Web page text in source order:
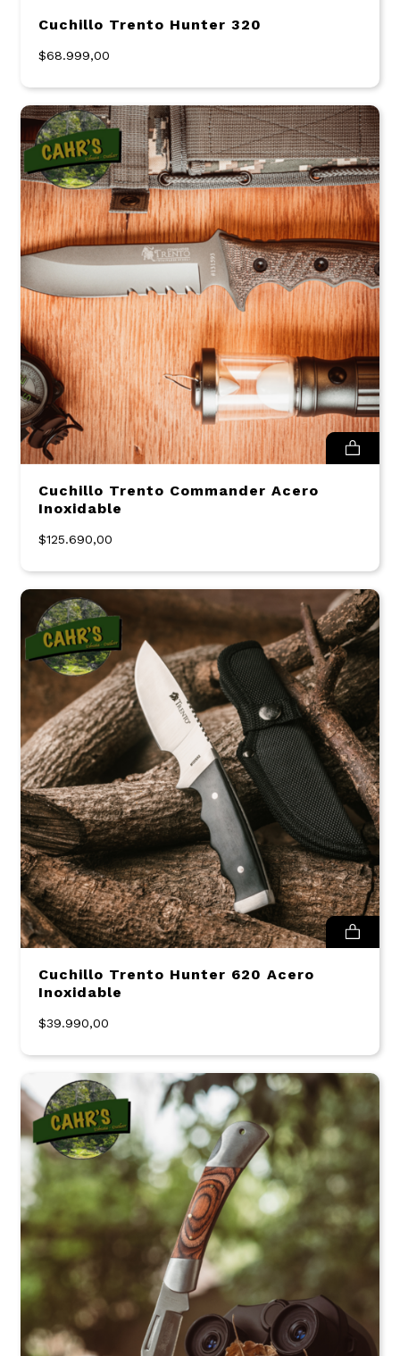
Cuchillo Trento Hunter 320
$68.999,00
Cuchillo Trento Commander Acero
Inoxidable
$125.690,00
Cuchillo Trento Hunter 620 Acero
Inoxidable
$39.990,00